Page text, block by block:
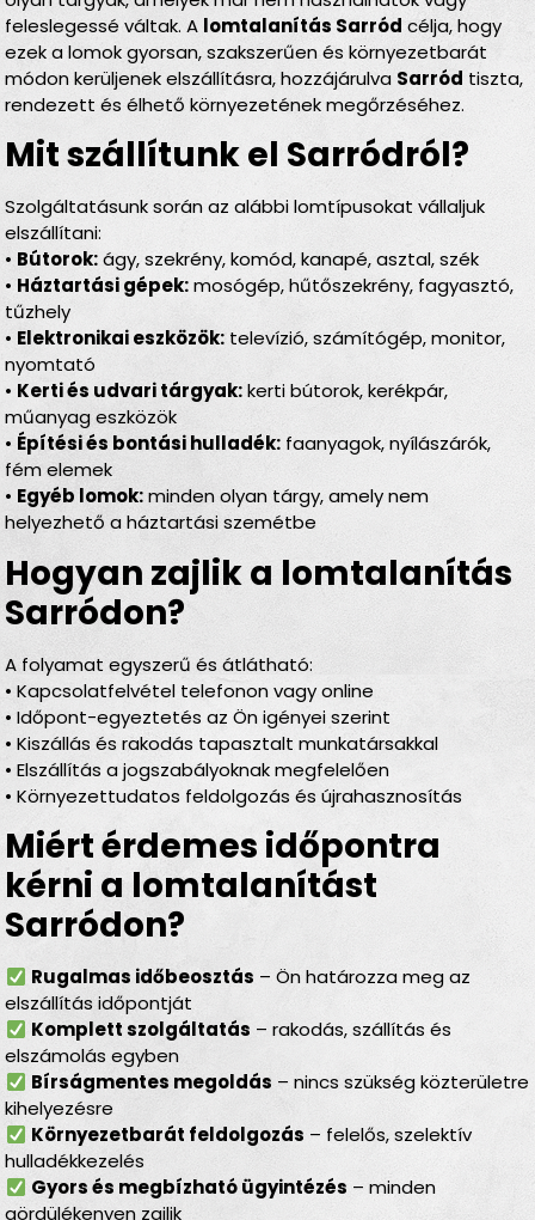
feleslegessé váltak. A lomtalanítás Sarród célja, hogy
ezek a lomok gyorsan, szakszerűen és környezetbarát
módon kerüljenek elszállításra, hozzájárulva Sarród tiszta,
rendezett és élhető környezetének megőrzéséhez.
Mit szállítunk el Sarródról?
Szolgáltatásunk során az alábbi lomtípusokat vállaljuk
elszállítani:
• Bútorok:ágy, szekrény, komód, kanapé, asztal, szék
• Háztartási gépek:mosógép, hűtőszekrény, fagyasztó,
tűzhely
• Elektronikai eszközök: televízió, számítógép, monitor,
nyomtató
• Kerti és udvari tárgyak:kerti bútorok, kerékpár,
műanyag eszközök
• Építési és bontási hulladék: faanyagok, nyílászárók,
fém elemek
• Egyéb lomok:minden olyan tárgy, amely nem
helyezhető a háztartási szemétbe
Hogyan zajlik a lomtalanítás
Sarródon?
A folyamat egyszerű és átlátható:
• Kapcsolatfelvétel telefonon vagy online
• Időpont-egyeztetés az Ön igényei szerint
• Kiszállás és rakodás tapasztalt munkatársakkal
• Elszállítás a jogszabályoknak megfelelően
• Környezettudatos feldolgozás és újrahasznosítás
Miért érdemes időpontra
kérni a lomtalanítást
Sarródon?
Rugalmas időbeosztás – Ön határozza meg az
elszállítás időpontját
Komplett szolgáltatás – rakodás, szállítás és
elszámolás egyben
Bírságmentes megoldás – nincs szükség közterületre
kihelyezésre
Környezetbarát feldolgozás – felelős, szelektív
hulladékkezelés
Gyors és megbízható ügyintézés – minden
gördülékenyen zajlik